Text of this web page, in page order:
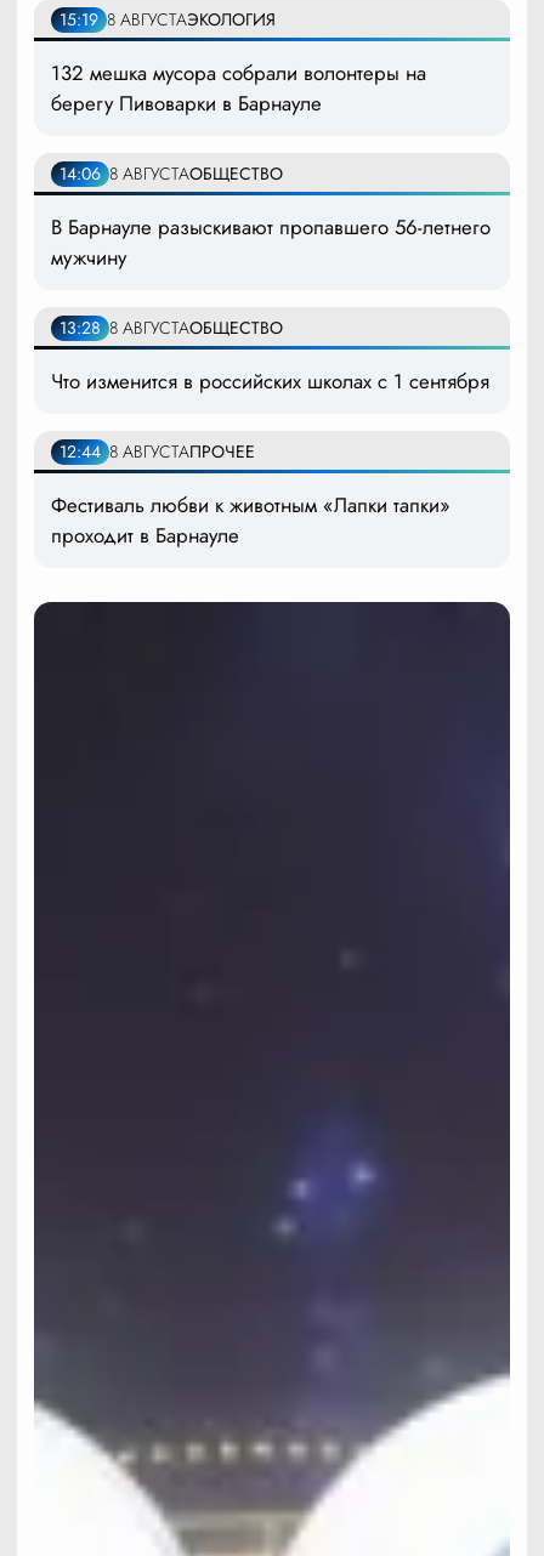
15:19 8 АВГУСТАЭКОЛОГИЯ
132 мешка мусора собрали волонтеры на
берегу Пивоварки в Барнауле
14:06 8 АВГУСТАОБЩЕСТВО
В Барнауле разыскивают пропавшего 56-летнего
мужчину
13:28 8 АВГУСТАОБЩЕСТВО
Что изменится в российских школах с 1 сентября
12:44 8 АВГУСТАПРОЧЕЕ
Фестиваль любви к животным «Лапки тапки»
проходит в Барнауле